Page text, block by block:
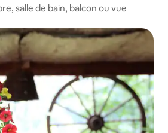
salle de bain, balcon ou vue